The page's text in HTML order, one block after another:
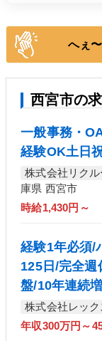
へぇ〜
西宮市の
一般事務・
経験OK土日
株式会社リク
庫県 西宮市
時給1,430円～
経験1年必須/
125日/完全週
盤/10年連続
株式会社レック
年収300万円～